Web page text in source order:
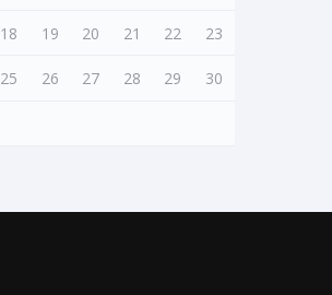
18 19 20 21 22 23
25 26 27 28 29 30